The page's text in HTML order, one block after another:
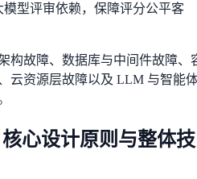
型评审依赖，保障评分公平客
构故障、数据库与中间件故障、
云资源层故障以及 LLM 与智能
心设计原则与整体技